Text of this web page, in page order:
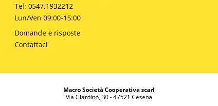
Tel: 0547.1932212
Lun/Ven 09:00-15:00
Domande e risposte
Contattaci
Macro Società Cooperativa scarl
Via Giardino, 30 - 47521 Cesena